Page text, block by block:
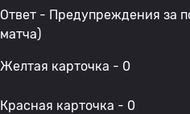
Ответ - Предупреждения за
матча)
Желтая карточка - 0
Красная карточка - 0